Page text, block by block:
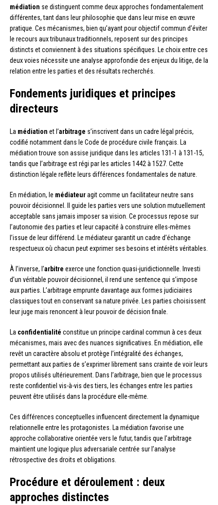
médiation se distinguent comme deux approches fondamentalement
différentes, tant dans leur philosophie que dans leur mise en œuvre
pratique. Ces mécanismes, bien qu’ayant pour objectif commun d’éviter
le recours aux tribunaux traditionnels, reposent sur des principes
distincts et conviennent à des situations spécifiques. Le choix entre ces
deux voies nécessite une analyse approfondie des enjeux du litige, de la
relation entre les parties et des résultats recherchés.
Fondements juridiques et principes
directeurs
La médiation et l’arbitrage s’inscrivent dans un cadre légal précis,
codifié notamment dans le Code de procédure civile français. La
médiation trouve son assise juridique dans les articles 131-1 à 131-15,
tandis que l’arbitrage est régi par les articles 1442 à 1527. Cette
distinction légale reflète leurs différences fondamentales de nature.
En médiation, le médiateuragit comme un facilitateur neutre sans
pouvoir décisionnel. Il guide les parties vers une solution mutuellement
acceptable sans jamais imposer sa vision. Ce processus repose sur
l’autonomie des parties et leur capacité à construire elles-mêmes
l’issue de leur différend. Le médiateur garantit un cadre d’échange
respectueux où chacun peut exprimer ses besoins et intérêts véritables.
À l’inverse, l’arbitre exerce une fonction quasi-juridictionnelle. Investi
d’un véritable pouvoir décisionnel, il rend une sentence qui s’impose
aux parties. L’arbitrage emprunte davantage aux formes judiciaires
classiques tout en conservant sa nature privée. Les parties choisissent
leur juge mais renoncent à leur pouvoir de décision finale.
La confidentialité constitue un principe cardinal commun à ces deux
mécanismes, mais avec des nuances significatives. En médiation, elle
revêt un caractère absolu et protège l’intégralité des échanges,
permettant aux parties de s’exprimer librement sans crainte de voir leurs
propos utilisés ultérieurement. Dans l’arbitrage, bien que le processus
reste confidentiel vis-à-vis des tiers, les échanges entre les parties
peuvent être utilisés dans la procédure elle-même.
Ces différences conceptuelles influencent directement la dynamique
relationnelle entre les protagonistes. La médiation favorise une
approche collaborative orientée vers le futur, tandis que l’arbitrage
maintient une logique plus adversariale centrée sur l’analyse
rétrospective des droits et obligations.
Procédure et déroulement : deux
approches distinctes